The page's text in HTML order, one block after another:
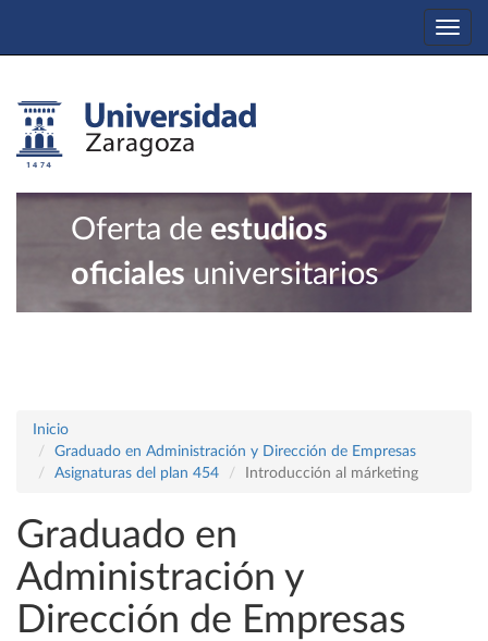
Oferta de estudios
oficiales universitarios
Inicio
Graduado en Administración y Dirección de Empresas
Asignaturas del plan 454
Introducción al márketing
Graduado en
Administración y
Dirección de Empresas